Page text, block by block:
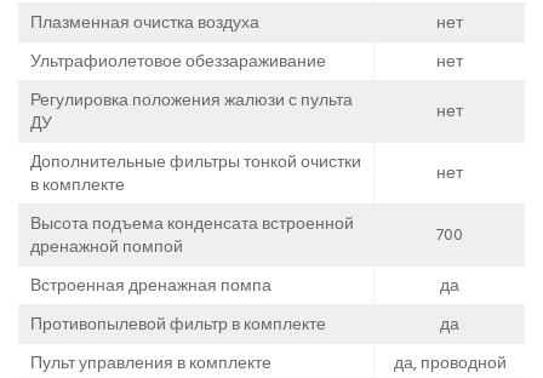
Плазменная очистка воздуха
нет
Ультрафиолетовое обеззараживание
нет
Регулировка положения жалюзи с пульта
ДУ
нет
Дополнительные фильтры тонкой очистки
в комплекте
нет
Высота подъема конденсата встроенной
дренажной помпой
700
Встроенная дренажная помпа
да
Противопылевой фильтр в комплекте
да
Пульт управления в комплекте
да, проводной